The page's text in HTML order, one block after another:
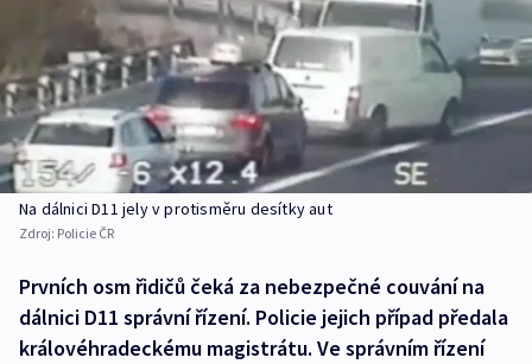
Na dálnici D11 jely v protisměru desítky aut
Zdroj: Policie ČR
Prvních osm řidičů čeká za nebezpečné couvání na
dálnici D11 správní řízení. Policie jejich případ předala
královéhradeckému magistrátu. Ve správním řízení